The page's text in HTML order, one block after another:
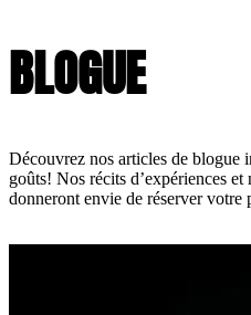
BLOGUE
Découvrez nos articles de blogue
goûts! Nos récits d’expériences
donneront envie de réserver votre